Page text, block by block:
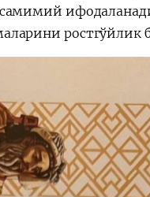
самимий
ростгўйлик